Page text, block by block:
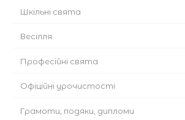
Шкільні свята
Весілля
Професійні свята
Офіційні урочистості
Грамоти, подяки, дипломи